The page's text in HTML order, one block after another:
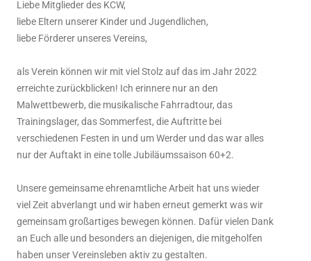
Liebe Mitglieder des KCW,
liebe Eltern unserer Kinder und Jugendlichen,
liebe Förderer unseres Vereins,
als Verein können wir mit viel Stolz auf das im Jahr 2022
erreichte zurückblicken! Ich erinnere nur an den
Malwettbewerb, die musikalische Fahrradtour, das
Trainingslager, das Sommerfest, die Auftritte bei
verschiedenen Festen in und um Werder und das war alles
nur der Auftakt in eine tolle Jubiläumssaison 60+2.
Unsere gemeinsame ehrenamtliche Arbeit hat uns wieder
viel Zeit abverlangt und wir haben erneut gemerkt was wir
gemeinsam großartiges bewegen können. Dafür vielen Dank
an Euch alle und besonders an diejenigen, die mitgeholfen
haben unser Vereinsleben aktiv zu gestalten.